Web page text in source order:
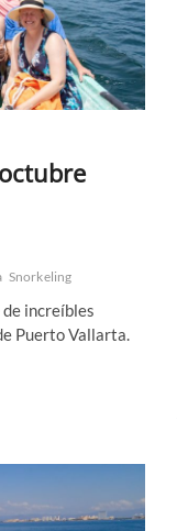
Snorkeling
increíbles
Puerto Vallarta.